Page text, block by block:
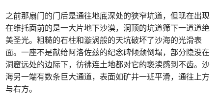
之前那扇门的门后是通往地底深处的狭窄坑道，但现在出现
在维托面前的是一大片地下沙漠，洞顶的坑道筛下一道道绝
美圣光。粗糙的石柱和漩涡般的天坑破坏了沙海的光滑表
面。一座不是献给阿洛佐兹的纪念碑倾颓倒塌，部分隐没在
洞窟远处的边际下，彷彿连土地都对它的亵渎感到不齿。沙
海另一端有数条巨大通道，表面如矿井一班平滑，通往上方
与右方。